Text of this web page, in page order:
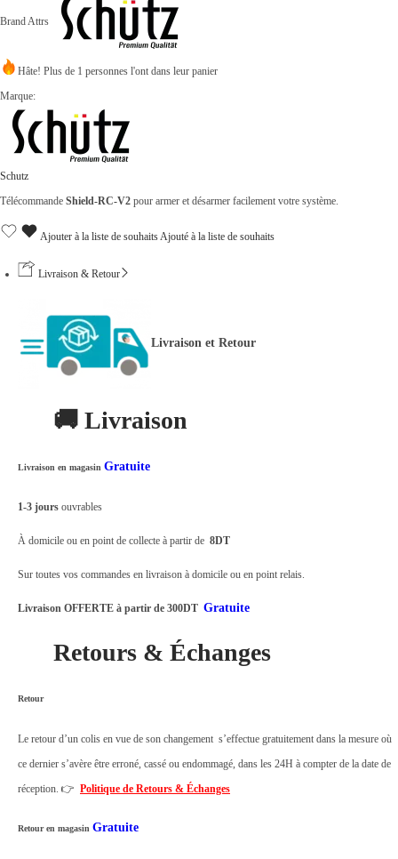
Brand Attrs
Hâte! Plus de 1 personnes l'ont dans leur panier
Marque:
Schutz
Télécommande Shield-RC-V2 pour armer et désarmer facilement votre système.
Ajouter à la liste de souhaitsAjouté à la liste de souhaits
Livraison & Retour
Livraison et Retour
🚚 Livraison
Livraison en magasin Gratuite
1-3 jours ouvrables
À domicile ou en point de collecte à partir de 8DT
Sur toutes vos commandes en livraison à domicile ou en point relais.
Livraison OFFERTE à partir de 300DT Gratuite
Retours & Échanges
Retour
Le retour d’un colis en vue de son changement s’effectue gratuitement dans la mesure où
ce dernier s’avère être erroné, cassé ou endommagé, dans les 24H à compter de la date de
réception. 👉 Politique de Retours & Échanges
Retour en magasin Gratuite